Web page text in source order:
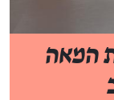
המאה